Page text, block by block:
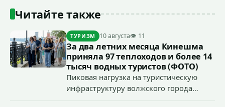
Читайте также
ТУРИЗМ 10 августа👁 11
За два летних месяца Кинешма
приняла 97 теплоходов и более 14
тысяч водных туристов (ФОТО)
Пиковая нагрузка на туристическую
инфраструктуру волжского города